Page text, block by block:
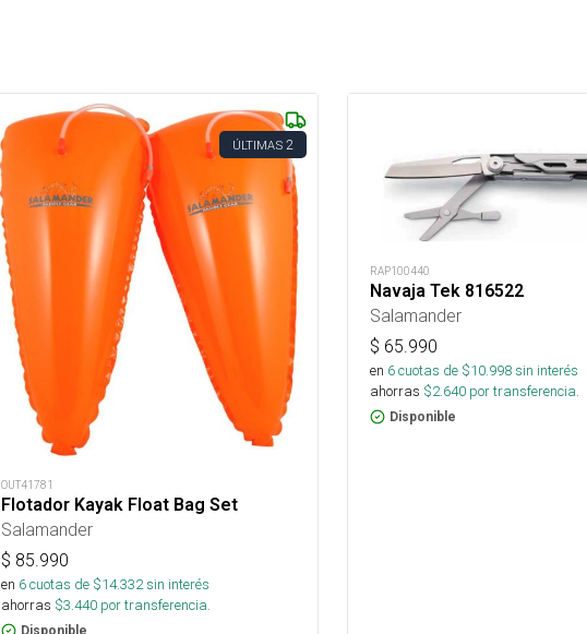
ÚLTIMAS 2
OUT41781
Flotador Kayak Float Bag Set
Salamander
$ 85.990
en 6cuotas de $14.332sin interés
ahorras $3.440 por transferencia.
RAP100440
Navaja Tek 816522
Salamander
$ 65.990
en 6cuotas de $10.998sin interés
ahorras $2.640 por transferencia.
Disponible